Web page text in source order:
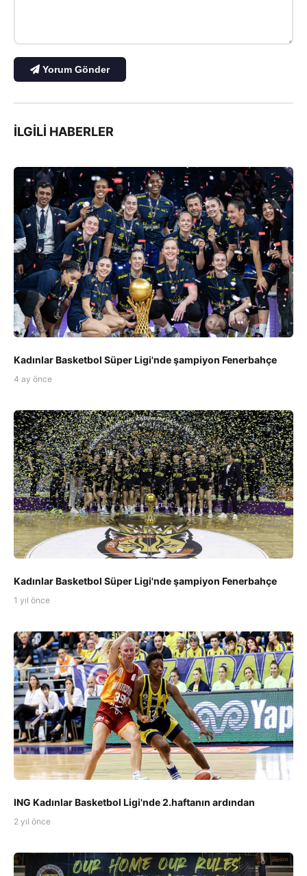
Yorum Gönder
İLGILI HABERLER
Kadınlar Basketbol Süper Ligi'nde şampiyon Fenerbahçe
4 ay önce
Kadınlar Basketbol Süper Ligi'nde şampiyon Fenerbahçe
1 yıl önce
ING Kadınlar Basketbol Ligi'nde 2.haftanın ardından
2 yıl önce